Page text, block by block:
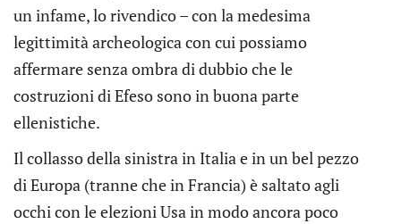
un infame, lo rivendico – con la medesima
legittimità archeologica con cui possiamo
affermare senza ombra di dubbio che le
costruzioni di Efeso sono in buona parte
ellenistiche.
Il collasso della sinistra in Italia e in un bel pezzo
di Europa (tranne che in Francia) è saltato agli
occhi con le elezioni Usa in modo ancora poco